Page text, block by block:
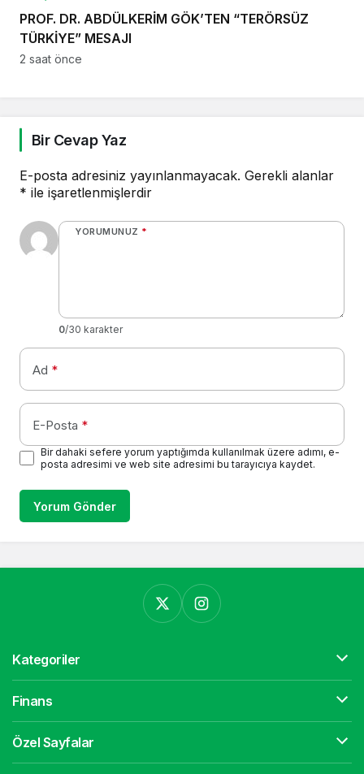
PROF. DR. ABDÜLKERİM GÖK’TEN “TERÖRSÜZ
TÜRKİYE” MESAJI
2 saat önce
Bir Cevap Yaz
E-posta adresiniz yayınlanmayacak. Gerekli alanlar
* ile işaretlenmişlerdir
YORUMUNUZ *
0/30 karakter
Ad *
E-Posta *
Bir dahaki sefere yorum yaptığımda kullanılmak üzere adımı, e-
posta adresimi ve web site adresimi bu tarayıcıya kaydet.
Yorum Gönder
Kategoriler
Finans
Özel Sayfalar